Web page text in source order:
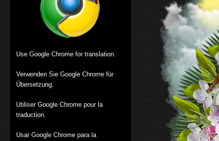
Use Google Chrome for translation.
Verwenden Sie Google Chrome für
Übersetzung.
Utiliser Google Chrome pour la
traduction.
Usar Google Chrome para la